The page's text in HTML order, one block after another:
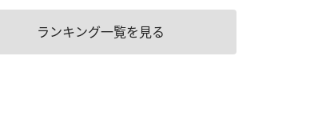
ランキング一覧を見る